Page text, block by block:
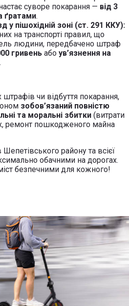
суворе покарання — від 3
ґратами.
у пішохідній зоні (ст. 291 ККУ):
на транспорті правил, що
людини, передбачено штраф
гривень або ув’язнення на
.
чи відбуття покарання,
зобов’язаний повністю
та моральні збитки (витрати
ремонт пошкодженого майна
району та всієї
обачними на дорогах.
безпечними для кожного!